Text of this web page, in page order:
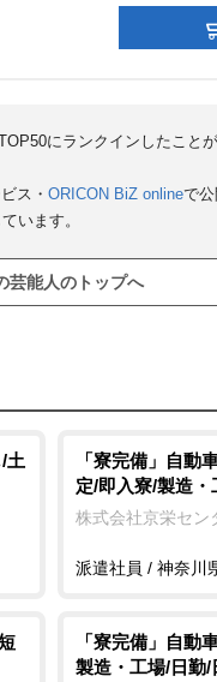
にランクインしたこと
ス・ ORICON BiZ onlineで
います。
芸能人のトップへ
土
「寮完備」自動
定/即入寮/製造
株式会社京栄セン
派遣社員 / 神奈川
「寮完備」自動
製造・工場/日勤/